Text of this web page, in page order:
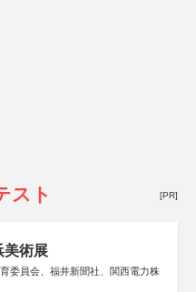
スト [PR]
美術展
委員会、福井新聞社、関西電力株